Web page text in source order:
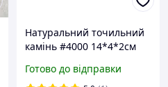
Натуральний точильний
камінь #4000 14*4*2см
Готово до відправки